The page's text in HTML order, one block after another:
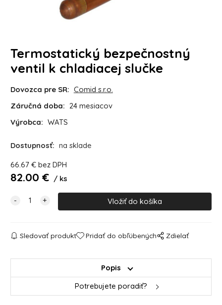
Termostatický bezpečnostný
ventil k chladiacej slučke
Dovozca pre SR: Comid s.r.o.
Záručná doba: 24 mesiacov
Výrobca: WATS
Dostupnosť: na sklade
66.67€ bez DPH
82.00 € ks
Sledovať produkt Pridať do obľúbených Zdielať
Popis
Potrebujete poradiť?